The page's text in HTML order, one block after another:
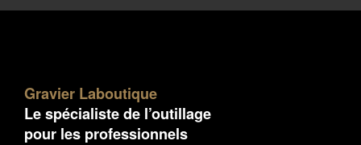
Gravier Laboutique
Le spécialiste de l’outillage
pour les professionnels